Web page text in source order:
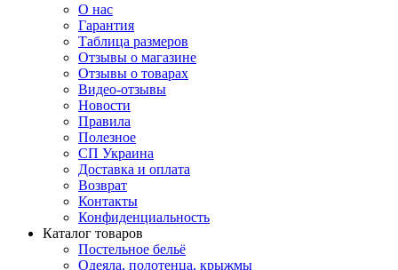
О нас
Гарантия
Таблица размеров
Отзывы о магазине
Отзывы о товарах
Видео-отзывы
Новости
Правила
Полезное
СП Украина
Доставка и оплата
Возврат
Контакты
Конфиденциальность
Каталог товаров
Постельное бельё
Одеяла, полотенца, крыжмы